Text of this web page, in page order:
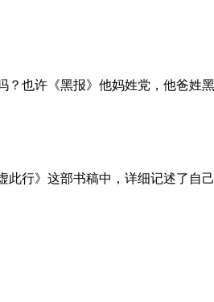
也许《黑报》他妈姓党，他爸姓黑
此行》这部书稿中，详细记述了